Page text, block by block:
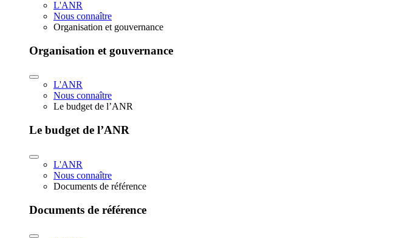
L'ANR
Nous connaître
Organisation et gouvernance
Organisation et gouvernance
L'ANR
Nous connaître
Le budget de l’ANR
Le budget de l’ANR
L'ANR
Nous connaître
Documents de référence
Documents de référence